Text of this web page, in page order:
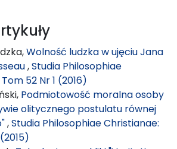
Wolność ludzka w ujęciu Jana
,Studia Philosophiae
52 Nr 1 (2016)
Podmiotowość moralna osoby
olitycznego postulatu równej
,Studia Philosophiae Christianae: